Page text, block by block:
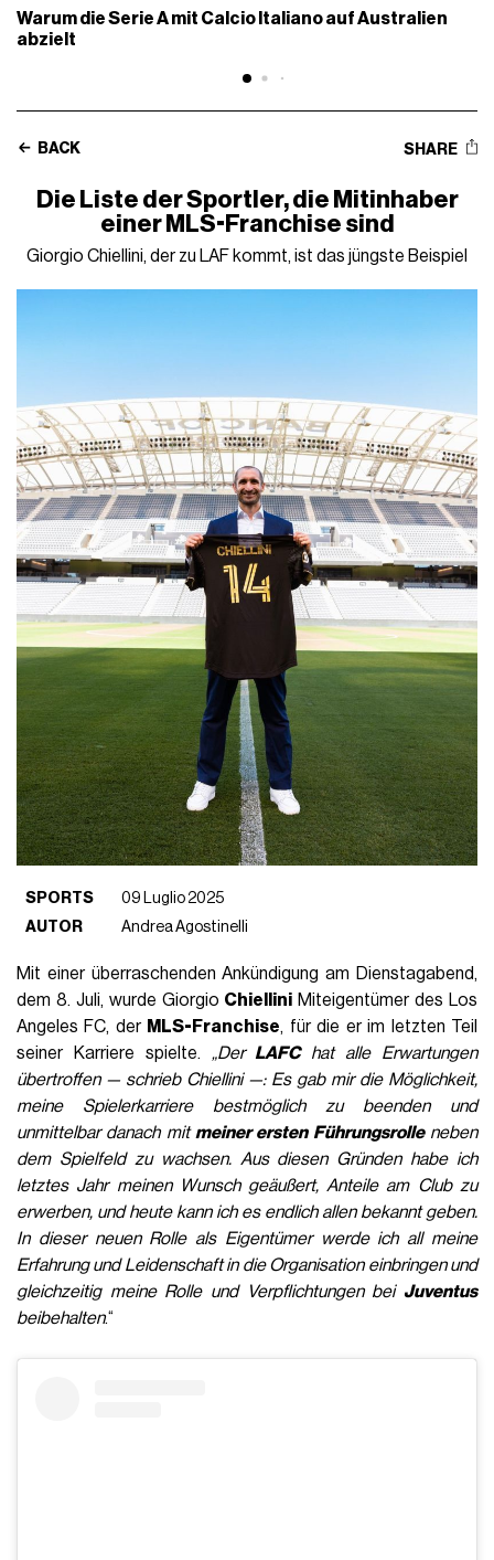
Warum die Serie A mit Calcio Italiano auf Australien
abzielt
BACK SHARE
Die Liste der Sportler, die Mitinhaber
einer MLS-Franchise sind
Giorgio Chiellini, der zu LAF kommt, ist das jüngste Beispiel
SPORTS
09 Luglio 2025
AUTOR
Andrea Agostinelli
Mit einer überraschenden Ankündigung am Dienstagabend,
dem 8. Juli, wurde Giorgio Chiellini Miteigentümer des Los
Angeles FC, der MLS-Franchise, für die er im letzten Teil
seiner Karriere spielte. „Der LAFChat alle Erwartungen
übertroffen — schrieb Chiellini —: Es gab mir die Möglichkeit,
meine Spielerkarriere bestmöglich zu beenden und
unmittelbar danach mit meiner ersten Führungsrolleneben
dem Spielfeld zu wachsen. Aus diesen Gründen habe ich
letztes Jahr meinen Wunsch geäußert, Anteile am Club zu
erwerben, und heute kann ich es endlich allen bekannt geben.
In dieser neuen Rolle als Eigentümer werde ich all meine
Erfahrung und Leidenschaft in die Organisation einbringen und
gleichzeitig meine Rolle und Verpflichtungen bei Juventus
beibehalten.“